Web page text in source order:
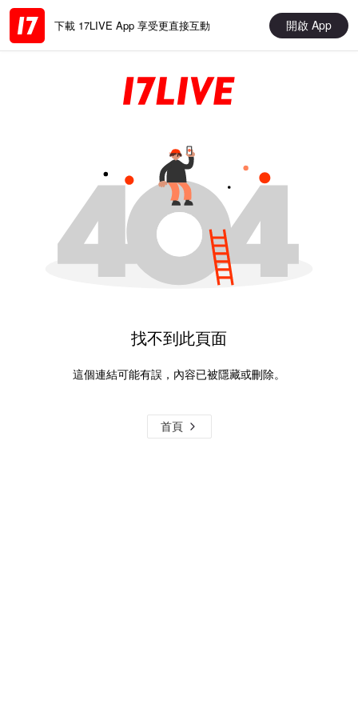
下載 17LIVE App 享受更直接互動 開啟 App
找不到此頁面
這個連結可能有誤，內容已被隱藏或刪除。
首頁